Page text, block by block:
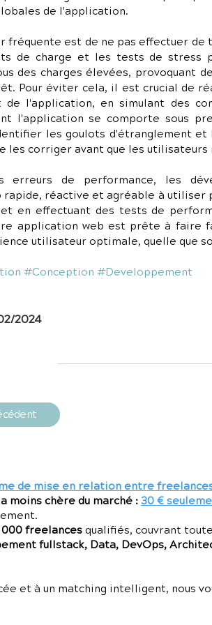
de l'application.
fréquente est de ne pas effectuer
de charge et les tests de stress
des charges élevées, provoquant
Pour éviter cela, il est crucial de
de l'application, en simulant des
l'application se comporte sous
les goulots d'étranglement
les corriger avant que les
erreurs de performance, les
rapide, réactive et agréable à utiliser
en effectuant des tests de
application web est prête à faire
utilisateur optimale, quelle que
#Conception #Developpement
2024
de mise en relation entre
moins chère du marché :30 €
000 freelancesqualifiés, couvrant
fullstack, Data, DevOps,
et à un matching intelligent, nous